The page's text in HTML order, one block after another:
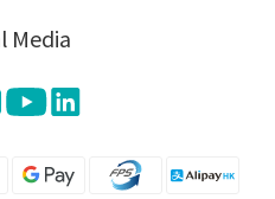
Media